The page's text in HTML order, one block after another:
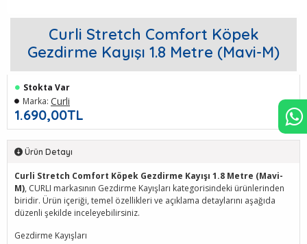
Curli Stretch Comfort Köpek
Gezdirme Kayışı 1.8 Metre (Mavi-M)
1.690,00TL
Stokta Var
Marka: Curli
Ürün Detayı
Curli Stretch Comfort Köpek Gezdirme Kayışı 1.8 Metre (Mavi-
M), CURLI markasının Gezdirme Kayışları kategorisindeki ürünlerinden
biridir. Ürün içeriği, temel özellikleri ve açıklama detaylarını aşağıda
düzenli şekilde inceleyebilirsiniz.
Gezdirme Kayışları